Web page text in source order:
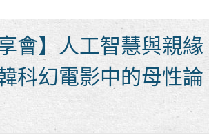
會】人工智慧與親緣
科幻電影中的母性論